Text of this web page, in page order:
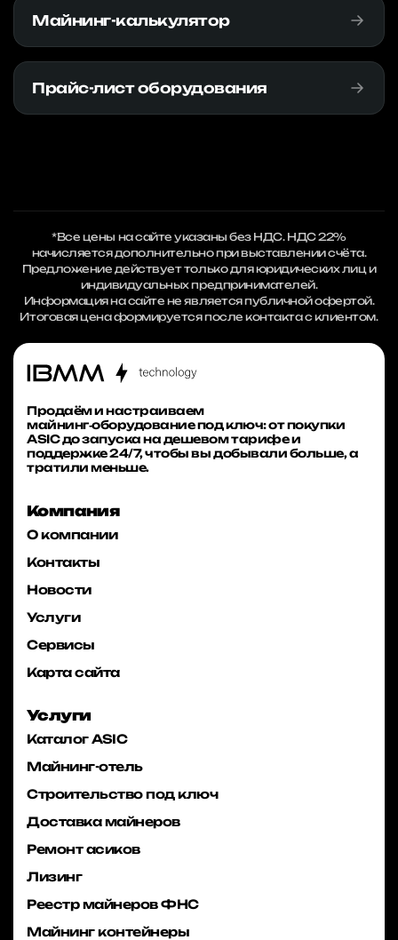
Майнинг-калькулятор
Прайс-лист оборудования
*Все цены на сайте указаны без НДС. НДС 22%
начисляется дополнительно при выставлении счёта.
Предложение действует только для юридических лиц и
индивидуальных предпринимателей.
Информация на сайте не является публичной офертой.
Итоговая цена формируется после контакта с клиентом.
Продаём и настраиваем
майнинг‑оборудование под ключ: от покупки
ASIC до запуска на дешевом тарифе и
поддержке 24/7, чтобы вы добывали больше, а
тратили меньше.
Компания
О компании
Контакты
Новости
Услуги
Сервисы
Карта сайта
Услуги
Каталог ASIC
Майнинг-отель
Строительство под ключ
Доставка майнеров
Ремонт асиков
Лизинг
Реестр майнеров ФНС
Майнинг контейнеры